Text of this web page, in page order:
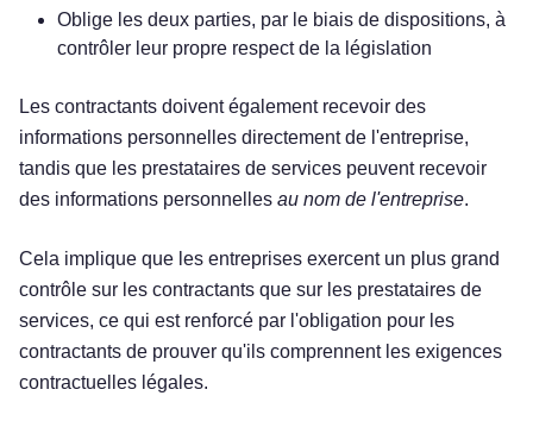
Oblige les deux parties, par le biais de dispositions, à
contrôler leur propre respect de la législation
Les contractants doivent également recevoir des
informations personnelles directement de l'entreprise,
tandis que les prestataires de services peuvent recevoir
des informations personnelles au nom de l'entreprise.
Cela implique que les entreprises exercent un plus grand
contrôle sur les contractants que sur les prestataires de
services, ce qui est renforcé par l'obligation pour les
contractants de prouver qu'ils comprennent les exigences
contractuelles légales.